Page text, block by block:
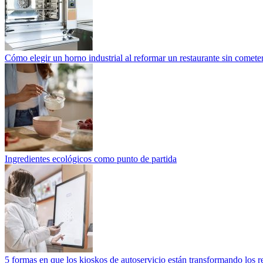
Cómo elegir un horno industrial al reformar un restaurante sin
Ingredientes ecológicos como punto de partida
5 formas en que los kioskos de autoservicio están transformando los